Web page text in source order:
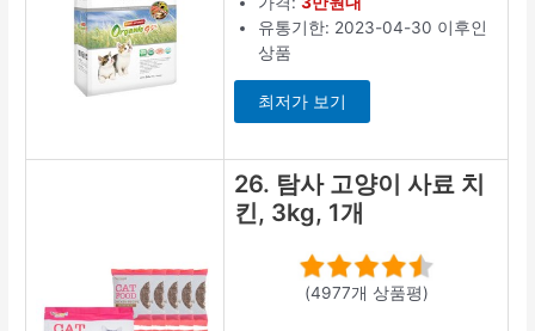
유통기한: 2023-04-30 이후인
상품
최저가 보기
26. 탐사 고양이 사료 치
킨, 3kg, 1개
(4977개 상품평)